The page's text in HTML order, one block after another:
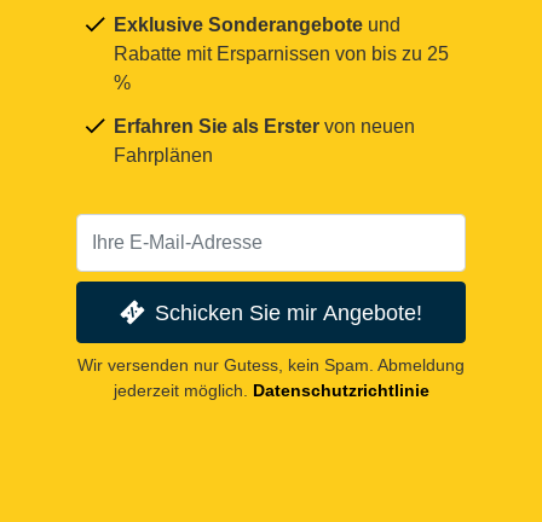
Exklusive Sonderangebote und
Rabatte mit Ersparnissen von bis zu 25
%
Erfahren Sie als Erster von neuen
Fahrplänen
Schicken Sie mir Angebote!
Wir versenden nur Gutess, kein Spam. Abmeldung
jederzeit möglich.
Datenschutzrichtlinie